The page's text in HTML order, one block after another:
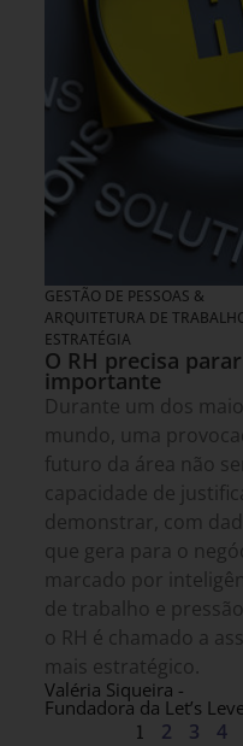
GESTÃO DE PESSOAS &
ARQUITETURA DE
ESTRATÉGIA
O RH precisa
importante
Durante um dos
mundo, uma
futuro da área não
capacidade de
demonstrar, com
que gera para o
marcado por
de trabalho e
o RH é chamado a
mais estratégico.
Valéria Siqueira -
Fundadora da Let’s
1 2 3 4